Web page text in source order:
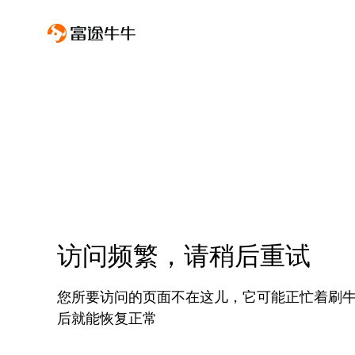
访问频繁，请稍后重试
您所要访问的页面不在这儿，它可能正忙着刷
后就能恢复正常